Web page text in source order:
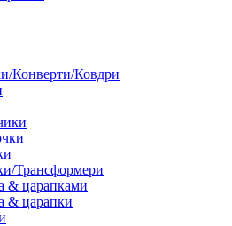
Конверти/Ковдри
Трансформери
& царапками
& царапки